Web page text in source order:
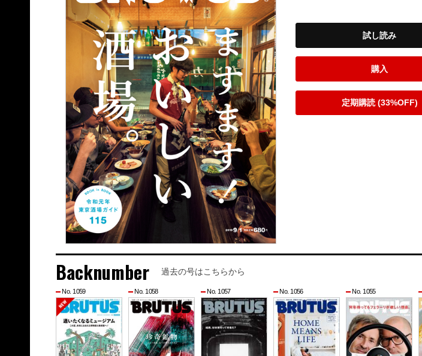
試し読み
購入
定期購読 (33%OFF)
Backnumber 過去の号はこちらから
No. 1059 No. 1058 No. 1057 No. 1056 No. 1055